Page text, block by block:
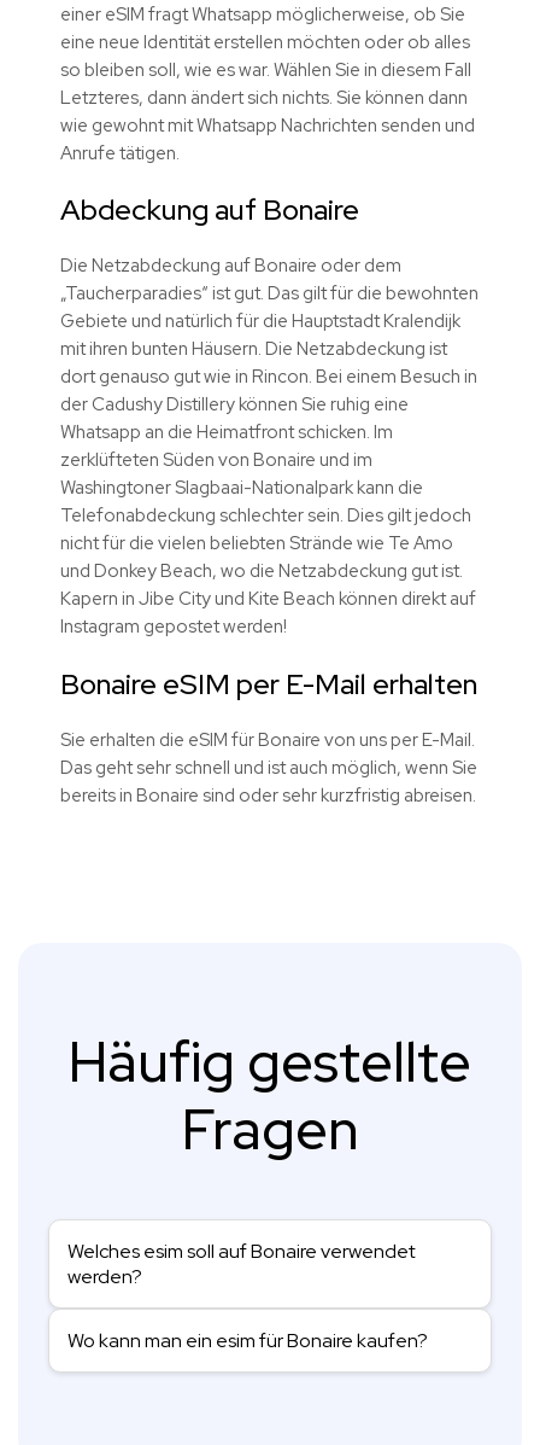
einer eSIM fragt Whatsapp möglicherweise, ob Sie
eine neue Identität erstellen möchten oder ob alles
so bleiben soll, wie es war. Wählen Sie in diesem Fall
Letzteres, dann ändert sich nichts. Sie können dann
wie gewohnt mit Whatsapp Nachrichten senden und
Anrufe tätigen.
Abdeckung auf Bonaire
Die Netzabdeckung auf Bonaire oder dem
„Taucherparadies“ ist gut. Das gilt für die bewohnten
Gebiete und natürlich für die Hauptstadt Kralendijk
mit ihren bunten Häusern. Die Netzabdeckung ist
dort genauso gut wie in Rincon. Bei einem Besuch in
der Cadushy Distillery können Sie ruhig eine
Whatsapp an die Heimatfront schicken. Im
zerklüfteten Süden von Bonaire und im
Washingtoner Slagbaai-Nationalpark kann die
Telefonabdeckung schlechter sein. Dies gilt jedoch
nicht für die vielen beliebten Strände wie Te Amo
und Donkey Beach, wo die Netzabdeckung gut ist.
Kapern in Jibe City und Kite Beach können direkt auf
Instagram gepostet werden!
Bonaire eSIM per E-Mail erhalten
Sie erhalten die eSIM für Bonaire von uns per E-Mail.
Das geht sehr schnell und ist auch möglich, wenn Sie
bereits in Bonaire sind oder sehr kurzfristig abreisen.
Häufig gestellte
Fragen
Welches esim soll auf Bonaire verwendet
werden?
Wo kann man ein esim für Bonaire kaufen?